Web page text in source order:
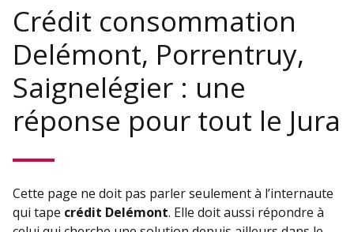
Crédit consommation
Delémont, Porrentruy,
Saignelégier : une
réponse pour tout le Jura
Cette page ne doit pas parler seulement à l’internaute
qui tape crédit Delémont. Elle doit aussi répondre à